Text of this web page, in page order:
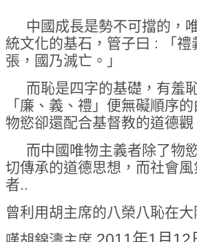
中國成長是勢不可擋的，
統文化的基石，管子曰 : 「
張，國乃滅亡。」
而恥是四字的基礎，有羞
「廉、義、禮」便無礙順序
物慾卻還配合基督教的道德
而中國唯物主義者除了物
切傳承的道德思想，而社會
者..
曾利用胡主席的八榮八恥在